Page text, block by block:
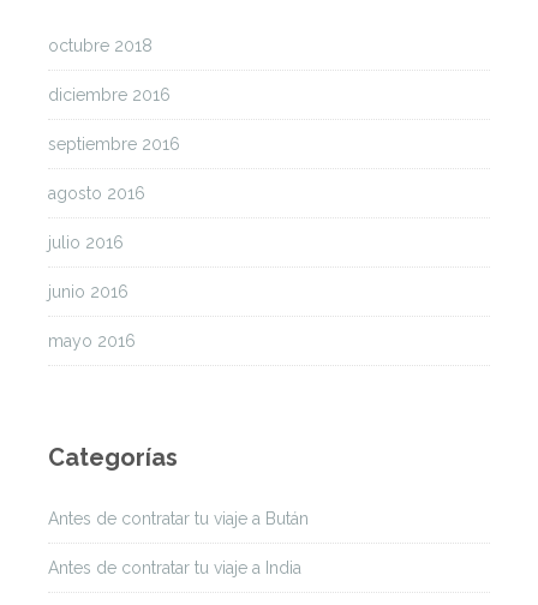
octubre 2018
diciembre 2016
septiembre 2016
agosto 2016
julio 2016
junio 2016
mayo 2016
Categorías
Antes de contratar tu viaje a Bután
Antes de contratar tu viaje a India